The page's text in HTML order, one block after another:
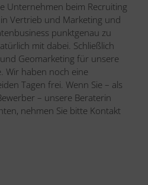
Unternehmen beim Recruiting
Vertrieb und Marketing und
punktgenau zu
mit dabei. Schließlich
Geomarketing für unsere
Wir haben noch eine
Tagen frei. Wenn Sie – als
– unsere Beraterin
nehmen Sie bitte Kontakt